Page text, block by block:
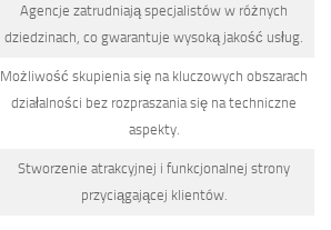
Agencje zatrudniają specjalistów w różnych
dziedzinach, co gwarantuje wysoką jakość usług.
Możliwość skupienia się na kluczowych obszarach
działalności bez rozpraszania się na techniczne
aspekty.
Stworzenie atrakcyjnej i funkcjonalnej strony
przyciągającej klientów.